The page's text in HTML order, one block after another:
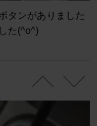
タンがありました
た(^o^)